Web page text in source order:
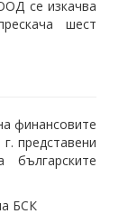
се изкачва
шест
финансовите
представени
БСК